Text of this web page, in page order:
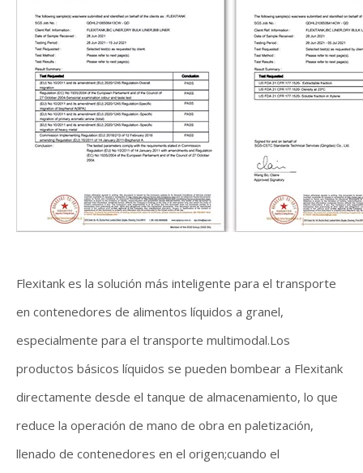
Flexitank es la solución más inteligente para el transporte
en contenedores de alimentos líquidos a granel,
especialmente para el transporte multimodal.Los
productos básicos líquidos se pueden bombear a Flexitank
directamente desde el tanque de almacenamiento, lo que
reduce la operación de mano de obra en paletización,
llenado de contenedores en el origen;cuando el